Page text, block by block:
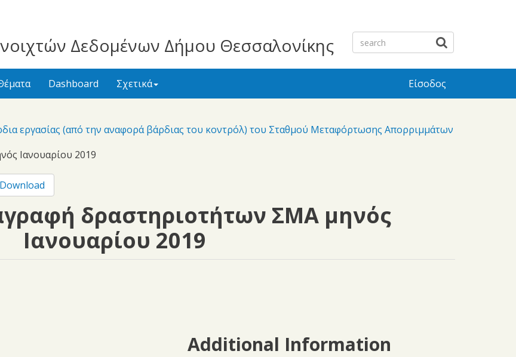
Δεδομένων Δήμου Θεσσαλονίκης
Dashboard Σχετικά Είσοδος
εργασίας (από την αναφορά βάρδιας του κοντρόλ) του Σταθμού Μεταφόρτωσης Απορριμμάτων
Ιανουαρίου 2019
Download
δραστηριοτήτων ΣΜΑ μηνός
Ιανουαρίου 2019
Additional Information